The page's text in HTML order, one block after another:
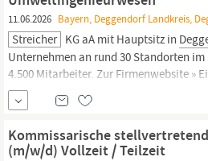
11.06.2026 Bayern, Deggendorf Landkreis,
Streicher KG aA mit Hauptsitz in
Unternehmen an rund 30 Standorten
4.500 Mitarbeiter. Zur Firmenwebsite »
Funktionsbereich: Brücken- und
kommunale Infrastruktur, Straßen- und
Kommissarische
(m/w/d) Vollzeit / Teilzeit